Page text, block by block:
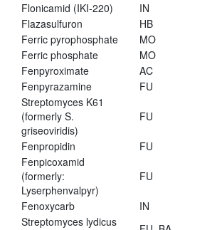
Flonicamid (IKI-220) IN
Flazasulfuron
HB
Ferric pyrophosphate
MO
Ferric phosphate
MO
Fenpyroximate
AC
Fenpyrazamine
FU
Streptomyces K61
(formerly S.
griseoviridis)
FU
Fenpropidin FU
Fenpicoxamid
(formerly:
Lyserphenvalpyr)
FU
Fenoxycarb IN
Streptomyces lydicus